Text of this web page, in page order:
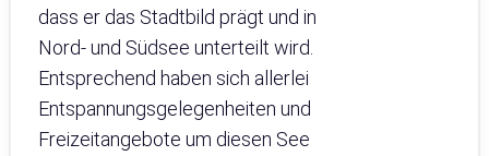
dass er das Stadtbild prägt und in
Nord- und Südsee unterteilt wird.
Entsprechend haben sich allerlei
Entspannungsgelegenheiten und
Freizeitangebote um diesen See